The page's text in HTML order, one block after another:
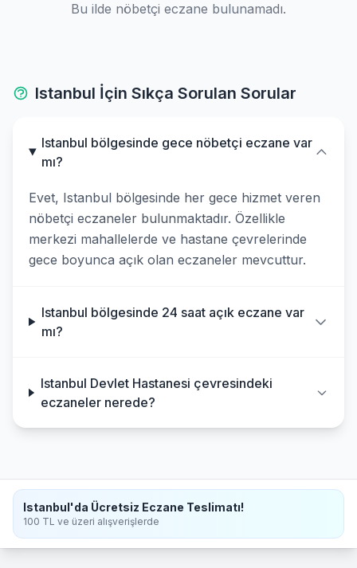
Sariyer
Silivri
Sultanbeyli
Sultangazi
Tuzla
Uskudar
Bu ilde nöbetçi eczane bulunamadı.
Istanbul İçin Sıkça Sorulan Sorular
Istanbul bölgesinde gece nöbetçi eczane var
mı?
Evet, Istanbul bölgesinde her gece hizmet veren
nöbetçi eczaneler bulunmaktadır. Özellikle
merkezi mahallelerde ve hastane çevrelerinde
gece boyunca açık olan eczaneler mevcuttur.
Istanbul bölgesinde 24 saat açık eczane var
mı?
Istanbul Devlet Hastanesi çevresindeki
eczaneler nerede?
Istanbul'da Ücretsiz Eczane Teslimatı!
100 TL ve üzeri alışverişlerde